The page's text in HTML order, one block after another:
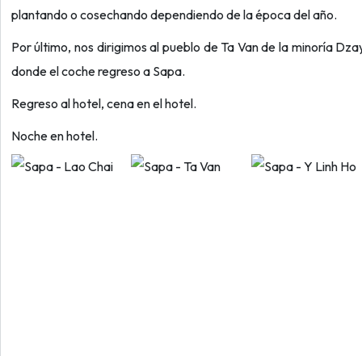
plantando o cosechando dependiendo de la época del año.
Por último, nos dirigimos al pueblo de Ta Van de la minoría
donde el coche regreso a Sapa.
Regreso al hotel, cena en el hotel.
Noche en hotel.